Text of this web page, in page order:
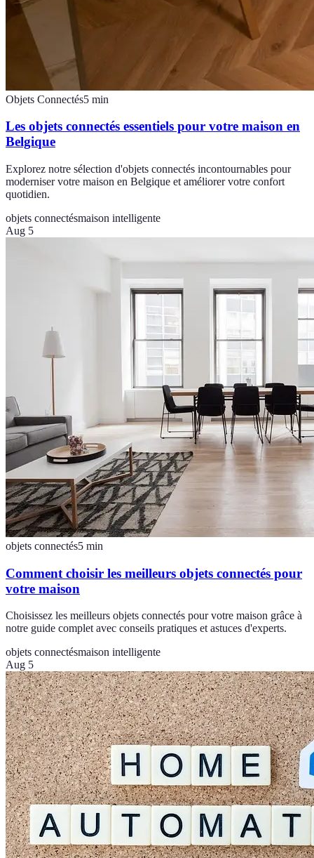
Objets Connectés5 min
Les objets connectés essentiels pour votre maison en
Belgique
Explorez notre sélection d'objets connectés incontournables pour
moderniser votre maison en Belgique et améliorer votre confort
quotidien.
objets connectésmaison intelligente
Aug 5
objets connectés5 min
Comment choisir les meilleurs objets connectés pour
votre maison
Choisissez les meilleurs objets connectés pour votre maison grâce à
notre guide complet avec conseils pratiques et astuces d'experts.
objets connectésmaison intelligente
Aug 5